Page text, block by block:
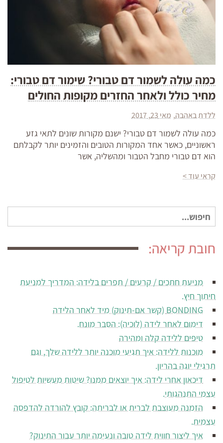
כמה עולה לשמור דם טבורי? שימור דם טבורי:
מחיר כולל ולאחר החזרים מקופות החולים
ללדת באהבה מאי 23, 2017
כמה עולה לשמור דם טבורי? ישנם מקורות שונים לתאי גזע
ראשוניים, כאשר אחד המקורות הטובים והזמינים יותר לקבלתם
הוא דם טבורי מחבל הטבור ומהשליה, אשר
קראי עוד >
חיפוש
עבור:
חובת קריאה:
מניעת חתכים / קרעים / תפרים בלידה: המדריך למניעת
חיתוך חיץ.
BONDING (קשר אם-תינוק) מיד לאחר הלידה
דימום לאחר לידה (לוכיה): הסבר מונח.
טיפים ללידה קלה ומהירה
מוכנות ללידה: איך תגיעי מוכנה יותר ללידה שלך, וגם
תרגילי יוגה בהריון.
דיכאון אחרי לידה: איך יוצאים ממנו? שיטות מעשיות לטיפול
עצמי התנהגותי.
הזמנה מעוצבת לברית או לבריתה: קובץ להורדה להדפסה
עצמית.
איך ליצור חווית לידה טובה ונעימה יותר עבור התינוק?